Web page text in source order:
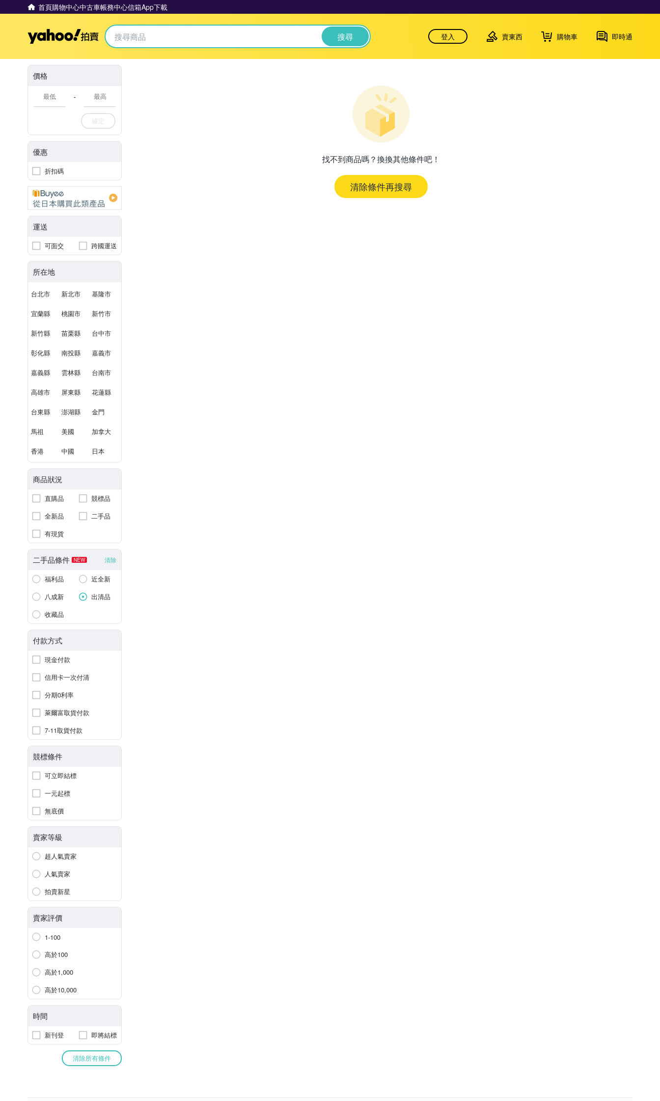
首頁購物中心中古車帳務中心信箱App下載
Yahoo拍賣 搜尋 登入 賣東西 購物車 即時通
價格
-
確定
優惠
折扣碼
運送
可面交 跨國運送
所在地
台北市 新北市 基隆市
宜蘭縣 桃園市 新竹市
新竹縣 苗栗縣 台中市
彰化縣 南投縣 嘉義市
嘉義縣 雲林縣 台南市
高雄市 屏東縣 花蓮縣
台東縣 澎湖縣 金門
馬祖 美國 加拿大
香港 中國 日本
商品狀況
直購品
競標品
全新品
二手品
有現貨
二手品條件 NEW 清除
福利品
近全新
八成新
出清品
收藏品
付款方式
現金付款
信用卡一次付清
分期0利率
萊爾富取貨付款
7-11取貨付款
競標條件
可立即結標
一元起標
無底價
賣家等級
超人氣賣家
人氣賣家
拍賣新星
賣家評價
1-100
高於100
高於1,000
高於10,000
時間
新刊登 即將結標
清除所有條件
找不到商品嗎？換換其他條件吧！
清除條件再搜尋